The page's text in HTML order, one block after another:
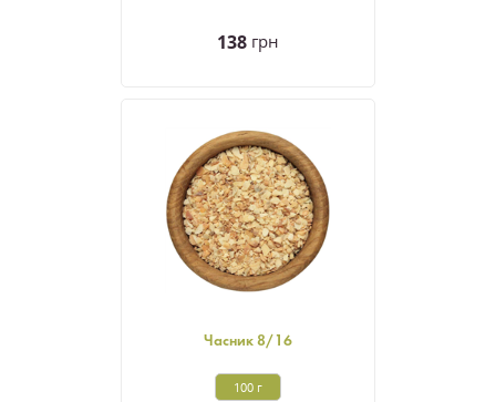
138 грн
Часник 8/16
100 г